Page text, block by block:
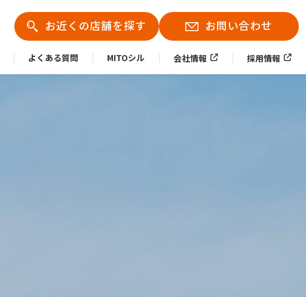
お近くの店舗を探す お問い合わせ
よくある質問 MITOシル 会社情報 採用情報